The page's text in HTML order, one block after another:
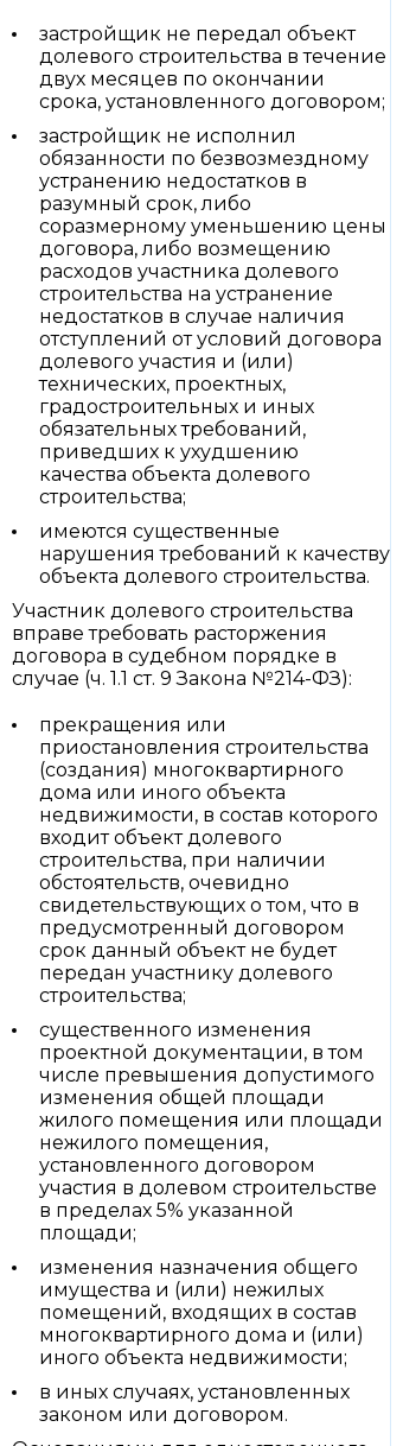
застройщик не передал объект
долевого строительства в течение
двух месяцев по окончании
срока, установленного договором;
застройщик не исполнил
обязанности по безвозмездному
устранению недостатков в
разумный срок, либо
соразмерному уменьшению цены
договора, либо возмещению
расходов участника долевого
строительства на устранение
недостатков в случае наличия
отступлений от условий договора
долевого участия и (или)
технических, проектных,
градостроительных и иных
обязательных требований,
приведших к ухудшению
качества объекта долевого
строительства;
имеются существенные
нарушения требований к качеству
объекта долевого строительства.
Участник долевого строительства
вправе требовать расторжения
договора в судебном порядке в
случае (ч. 1.1 ст. 9 Закона №214-ФЗ):
прекращения или
приостановления строительства
(создания) многоквартирного
дома или иного объекта
недвижимости, в состав которого
входит объект долевого
строительства, при наличии
обстоятельств, очевидно
свидетельствующих о том, что в
предусмотренный договором
срок данный объект не будет
передан участнику долевого
строительства;
существенного изменения
проектной документации, в том
числе превышения допустимого
изменения общей площади
жилого помещения или площади
нежилого помещения,
установленного договором
участия в долевом строительстве
в пределах 5% указанной
площади;
изменения назначения общего
имущества и (или) нежилых
помещений, входящих в состав
многоквартирного дома и (или)
иного объекта недвижимости;
в иных случаях, установленных
законом или договором.